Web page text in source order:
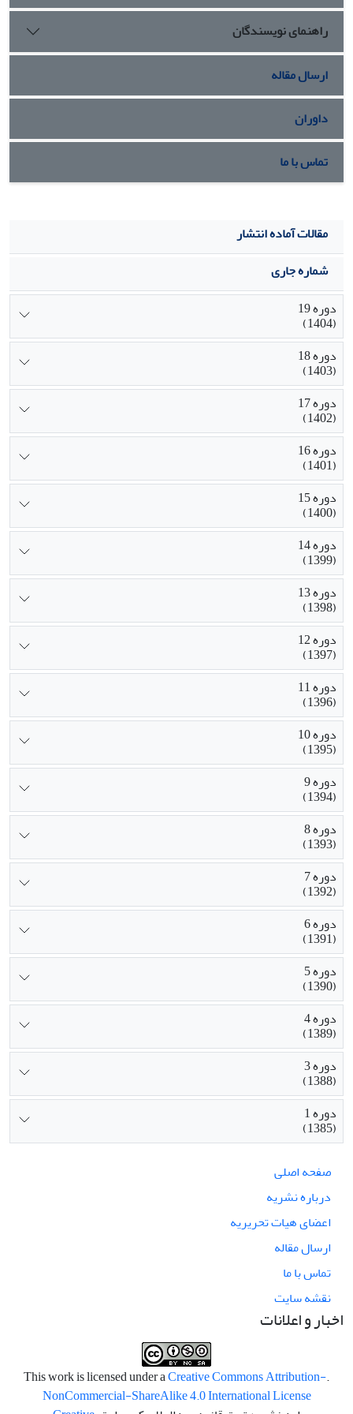
راهنمای نویسندگان
ارسال مقاله
داوران
تماس با ما
مقالات آماده انتشار
شماره جاری
دوره 19
(1404)
دوره 18
(1403)
دوره 17
(1402)
دوره 16
(1401)
دوره 15
(1400)
دوره 14
(1399)
دوره 13
(1398)
دوره 12
(1397)
دوره 11
(1396)
دوره 10
(1395)
دوره 9
(1394)
دوره 8
(1393)
دوره 7
(1392)
دوره 6
(1391)
دوره 5
(1390)
دوره 4
(1389)
دوره 3
(1388)
دوره 1
(1385)
صفحه اصلی
درباره نشریه
اعضای هیات تحریریه
ارسال مقاله
تماس با ما
نقشه سایت
اخبار و اعلانات
.This work is licensed under a
Creative Commons Attribution-
NonCommercial-ShareAlike 4.0 International License